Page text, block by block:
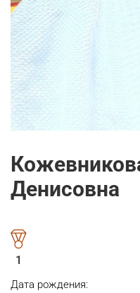
Денисовна
1
Дата рождения: